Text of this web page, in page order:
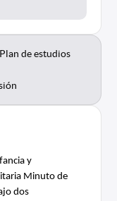
Plan de estudios
y
Minuto de
dos